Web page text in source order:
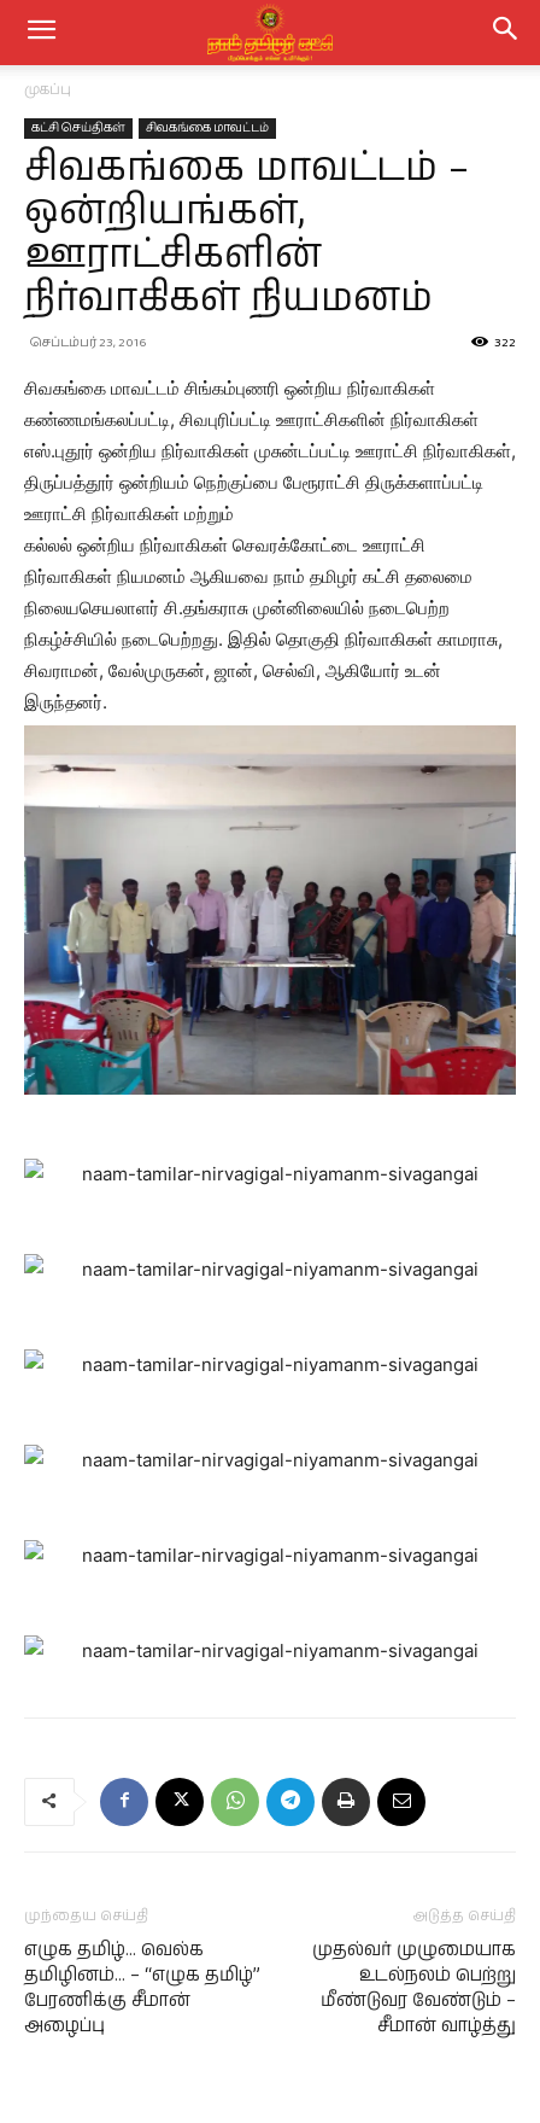
முகப்பு
கட்சி செய்திகள் சிவகங்கை மாவட்டம்
சிவகங்கை மாவட்டம் –
ஒன்றியங்கள்,
ஊராட்சிகளின்
நிர்வாகிகள் நியமனம்
செப்டம்பர் 23, 2016 322
சிவகங்கை மாவட்டம் சிங்கம்புணரி ஒன்றிய நிர்வாகிகள்
கண்ணமங்கலப்பட்டி, சிவபுரிப்பட்டி ஊராட்சிகளின் நிர்வாகிகள்
எஸ்.புதூர் ஒன்றிய நிர்வாகிகள் முசுன்டப்பட்டி ஊராட்சி நிர்வாகிகள்,
திருப்பத்தூர் ஒன்றியம் நெற்குப்பை பேரூராட்சி திருக்களாப்பட்டி
ஊராட்சி நிர்வாகிகள் மற்றும்
கல்லல் ஒன்றிய நிர்வாகிகள் செவரக்கோட்டை ஊராட்சி
நிர்வாகிகள் நியமனம் ஆகியவை நாம் தமிழர் கட்சி தலைமை
நிலையசெயலாளர் சி.தங்கராசு முன்னிலையில் நடைபெற்ற
நிகழ்ச்சியில் நடைபெற்றது. இதில் தொகுதி நிர்வாகிகள் காமராசு,
சிவராமன், வேல்முருகன், ஜான், செல்வி, ஆகியோர் உடன்
இருந்தனர்.
முந்தைய செய்தி
எழுக தமிழ்… வெல்க
தமிழினம்… – “எழுக தமிழ்”
பேரணிக்கு சீமான்
அழைப்பு
அடுத்த செய்தி
முதல்வர் முழுமையாக
உடல்நலம் பெற்று
மீண்டுவர வேண்டும் –
சீமான் வாழ்த்து